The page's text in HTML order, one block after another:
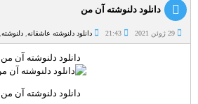
دانلود دلنوشته آن من
29 ژوئن 2021 21:43 دانلود دلنوشته عاشقانه, دلنوشته,
دانلود دلنوشته آن من
دانلود دلنوشته آن من